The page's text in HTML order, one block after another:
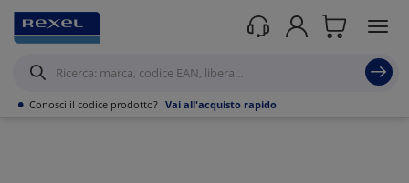
• Conosci il codice prodotto? Vai all'acquisto rapido
Prodotti /Datacom /UPS Offline